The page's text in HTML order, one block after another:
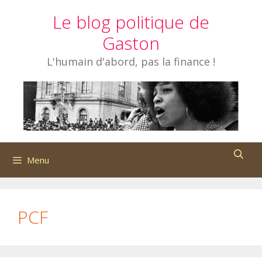
Le blog politique de
Gaston
L'humain d'abord, pas la finance !
Menu
PCF